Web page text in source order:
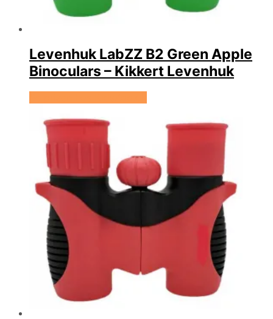
Levenhuk LabZZ B2 Green Apple
Binoculars – Kikkert Levenhuk